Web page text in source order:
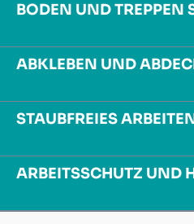
BODEN UND TREPPEN
ABKLEBEN UND
STAUBFREIES
ARBEITSSCHUTZ UND